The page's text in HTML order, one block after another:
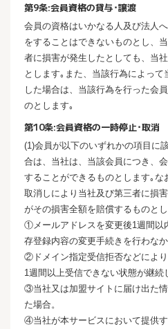
第9条:会員資格の貸与･譲渡
会員の資格はいかなる人及び法人
をすることはできないものとし、
者に損害が発生したとしても、当
とします｡また、当該行為によっ
した場合は、当該行為を行った会
のとします｡
第10条:会員資格の一時停止･取消
(1)会員が以下のいずれかの項目に
合は、当社は、当該会員につき、
することができるものとします｡な
取消しにより当社及び第三者に損
がその損害全額を賠償するものと
①メールアドレスを変更後1週間以
存登録内容の変更手続きを行わな
②ドメイン指定受信拒否などによ
1週間以上受信できない状態が継続
③当社又は加盟サイトに届け出た
た場合。
④当社が本サービスにおいて提供